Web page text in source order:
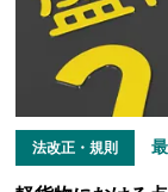
のではないでし
（緑ナンバー）
まな情報をご紹
管理が楽になる
ご覧ください。
法改正・規則